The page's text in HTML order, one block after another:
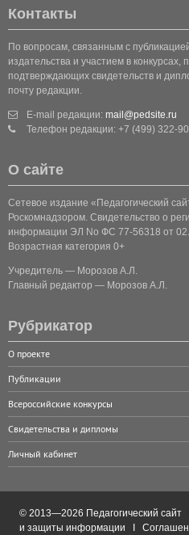
Контакты
По вопросам, связанным с
издательства и участием в
подтверждающих свидетельств и
почту редакции.
E-mail редакции: mail@pedsite.ru
Телефон редакции: +7 (499) 322-
О сайте
Сетевое издание «Педагогический
Роскомнадзором. Свидетельство о
информации ЭЛ No ФС 77-56318 от
Возрастная категория 0+
Учредитель — Морозов А.Л.
Главный редактор — Морозов А.Л.
Рубрикатор
О проекте
Публикации
Всероссийские конкурсы
Свидетельства и дипломы
Личный кабинет
© 2013—2026 Педагогический сайт
и защиты информации